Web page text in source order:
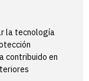
la tecnología
contribuido en